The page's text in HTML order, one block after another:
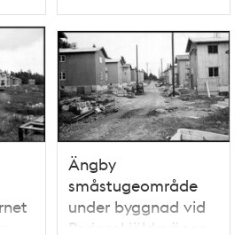
byggnad
Typ
Ängby
småstugeområde
under byggnad vid
Peringskiöldsvägen,